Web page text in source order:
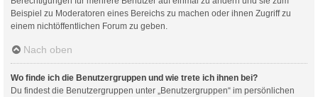
Beispiel zu Moderatoren eines Bereichs zu machen oder ihnen Zugriff zu
einem nichtöffentlichen Forum zu geben.
Nach oben
Wo finde ich die Benutzergruppen und wie trete ich ihnen bei?
Du findest die Benutzergruppen unter „Benutzergruppen“ im persönlichen